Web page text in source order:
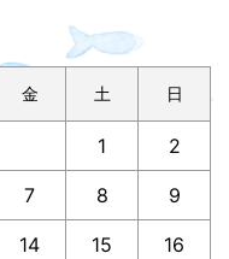
金 土 日
1 2
7 8 9
14 15 16